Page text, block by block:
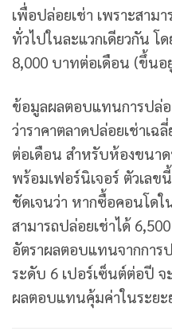
เพื่อปล่อยเช่า เพราะสาม
ทั่วไปในละแวกเดียวกัน โ
8,000 บาทต่อเดือน (ขึ้นอ
ข้อมูลผลตอบแทนการปล่
ว่าราคาตลาดปล่อยเช่าเ
ต่อเดือน สำหรับห้องขนา
พร้อมเฟอร์นิเจอร์ ตัวเล
ชัดเจนว่า หากซื้อคอนโดใ
สามารถปล่อยเช่าได้
อัตราผลตอบแทนจากการ
ระดับ 6 เปอร์เซ็นต์ต่อปี
ผลตอบแทนคุ้มค่าในระยะ